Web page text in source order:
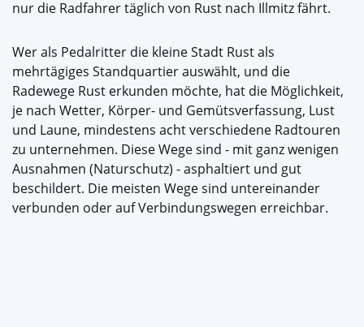
nur die Radfahrer täglich von Rust nach Illmitz fährt.
Wer als Pedalritter die kleine Stadt Rust als
mehrtägiges Standquartier auswählt, und die
Radewege Rust erkunden möchte, hat die Möglichkeit,
je nach Wetter, Körper- und Gemütsverfassung, Lust
und Laune, mindestens acht verschiedene Radtouren
zu unternehmen. Diese Wege sind - mit ganz wenigen
Ausnahmen (Naturschutz) - asphaltiert und gut
beschildert. Die meisten Wege sind untereinander
verbunden oder auf Verbindungswegen erreichbar.